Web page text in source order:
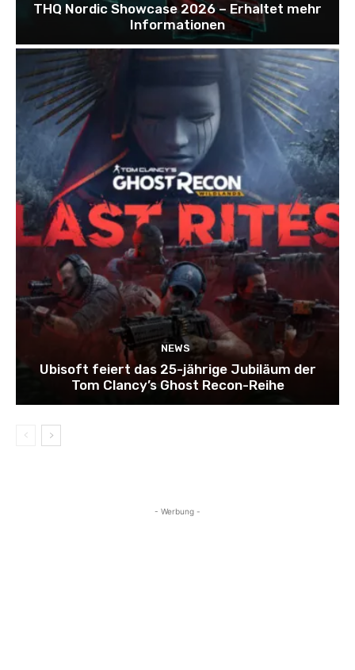
THQ Nordic Showcase 2026 – Erhaltet mehr
Informationen
NEWS
Ubisoft feiert das 25-jährige Jubiläum der
Tom Clancy’s Ghost Recon-Reihe
- Werbung -